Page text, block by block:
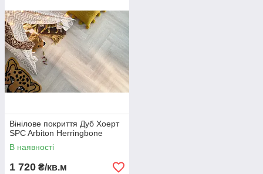
Вінілове покриття Дуб Хоерт
SPC Arbiton Herringbone
В наявності
1 720 ₴/кв.м